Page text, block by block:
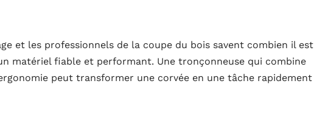
et les professionnels de la coupe du bois savent combien il est
matériel fiable et performant. Une tronçonneuse qui combine
peut transformer une corvée en une tâche rapidement